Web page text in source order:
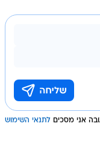
אני מסכים לתנאי השימוש